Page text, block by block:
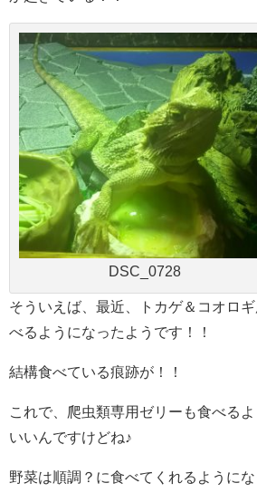
DSC_0728
そういえば、最近、トカゲ＆コオロ
べるようになったようです！！
結構食べている痕跡が！！
これで、爬虫類専用ゼリーも食べる
いいんですけどね♪
野菜は順調？に食べてくれるようにな